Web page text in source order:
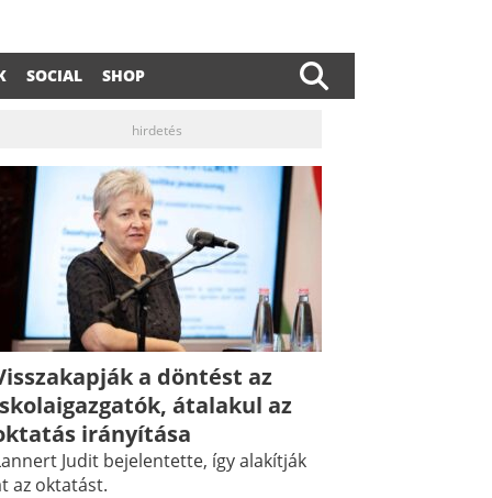
SOCIAL SHOP
hirdetés
a döntést az
átalakul az
irányítása
Judit bejelentette, így alakítják
az oktatást.